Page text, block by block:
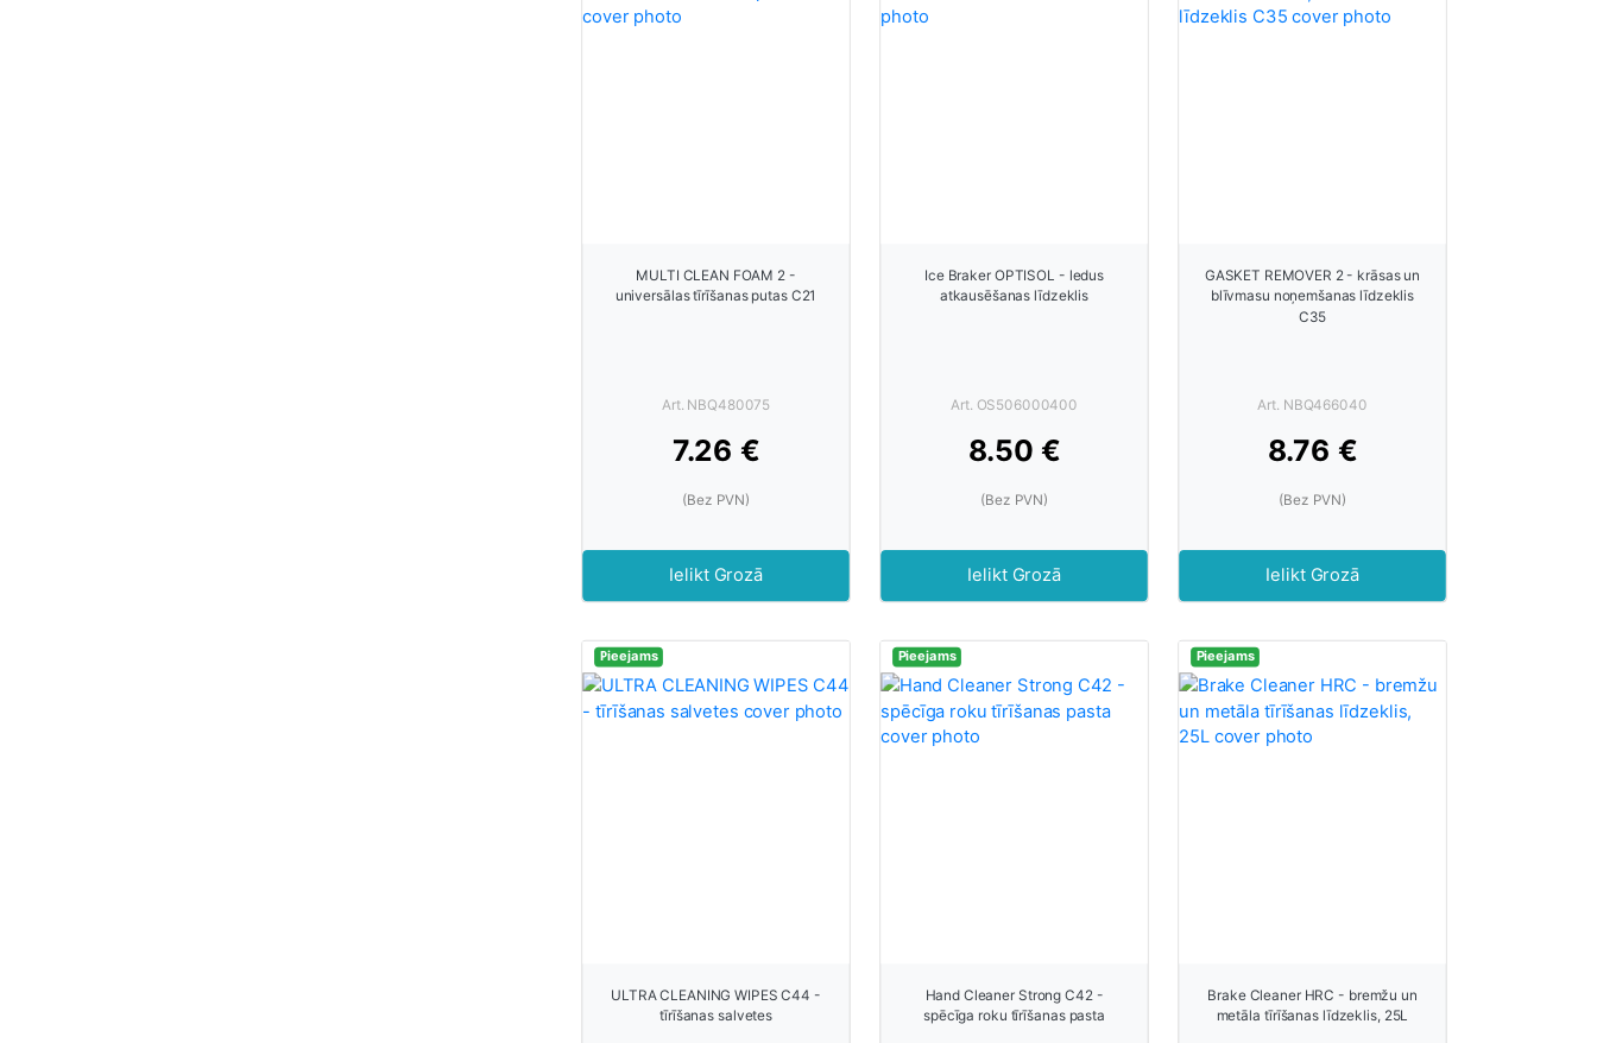
MULTI CLEAN FOAM 2 -
universālas tīrīšanas putas C21
Art. NBQ480075
7.26 €
(Bez PVN)
Ielikt Grozā
Ice Braker OPTISOL - ledus
atkausēšanas līdzeklis
Art. OS506000400
8.50 €
(Bez PVN)
Ielikt Grozā
GASKET REMOVER 2 - krāsas un
blīvmasu noņemšanas līdzeklis
C35
Art. NBQ466040
8.76 €
(Bez PVN)
Ielikt Grozā
Pieejams
ULTRA CLEANING WIPES C44 -
tīrīšanas salvetes
Pieejams
Hand Cleaner Strong C42 -
spēcīga roku tīrīšanas pasta
Pieejams
Brake Cleaner HRC - bremžu un
metāla tīrīšanas līdzeklis, 25L